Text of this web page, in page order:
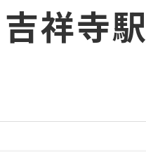
吉祥寺駅